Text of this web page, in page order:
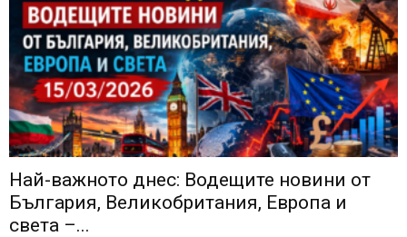
Най-важното днес: Водещите новини от
България, Великобритания, Европа и
света –...